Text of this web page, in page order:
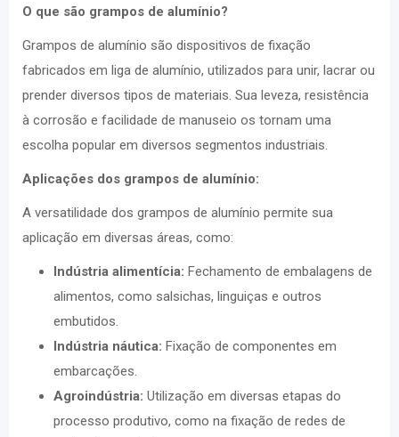
O que são grampos de alumínio?
Grampos de alumínio são dispositivos de fixação
fabricados em liga de alumínio, utilizados para unir, lacrar ou
prender diversos tipos de materiais. Sua leveza, resistência
à corrosão e facilidade de manuseio os tornam uma
escolha popular em diversos segmentos industriais.
Aplicações dos grampos de alumínio:
A versatilidade dos grampos de alumínio permite sua
aplicação em diversas áreas, como:
Indústria alimentícia: Fechamento de embalagens de
alimentos, como salsichas, linguiças e outros
embutidos.
Indústria náutica: Fixação de componentes em
embarcações.
Agroindústria: Utilização em diversas etapas do
processo produtivo, como na fixação de redes de